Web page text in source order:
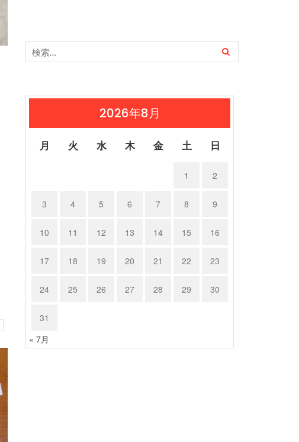
2026年8月
月 火 水 木 金 土 日
1 2
3 4 5 6 7 8 9
10 11 12 13 14 15 16
17 18 19 20 21 22 23
24 25 26 27 28 29 30
31
« 7月